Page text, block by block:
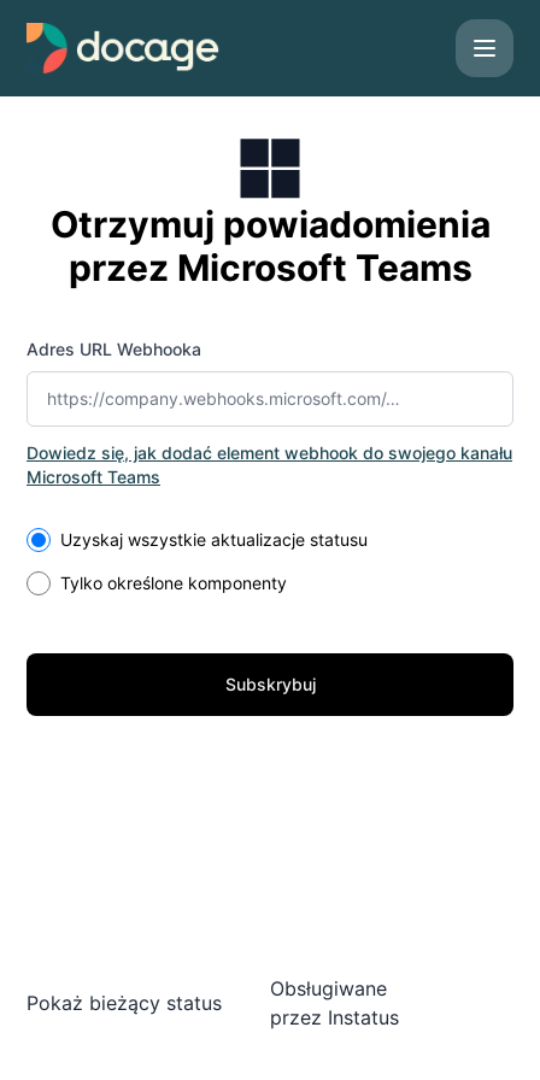
Docage - Otrzymuj powiadomienia przez Microsoft Teams
Otrzymuj powiadomienia
przez Microsoft Teams
Adres URL Webhooka
Dowiedz się, jak dodać element webhook do swojego kanału
Microsoft Teams
Select the components you want to receive updates for
Uzyskaj wszystkie aktualizacje statusu
Tylko określone komponenty
Subskrybuj
Pokaż bieżący status
Obsługiwane
przez Instatus